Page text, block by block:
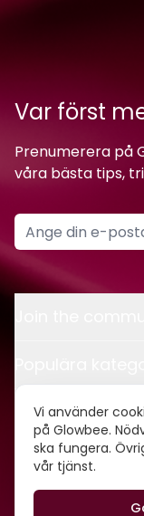
Vi använder
på Glowbee.
ska fungera.
vår tjänst.
Var först
Prenumerera på
våra bästa tips,
Kontakt
Om oss